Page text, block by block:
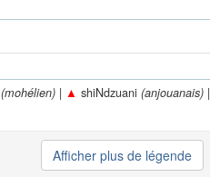
(mohélien) | ▲ shiNdzuani (anjouanais) |
Afficher plus de légende